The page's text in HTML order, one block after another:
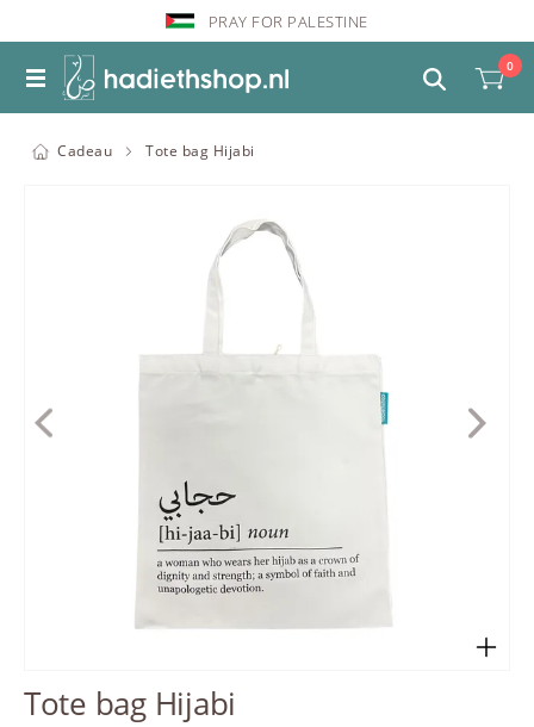
PRAY FOR PALESTINE
0
Cadeau Tote bag Hijabi
Tote bag Hijabi